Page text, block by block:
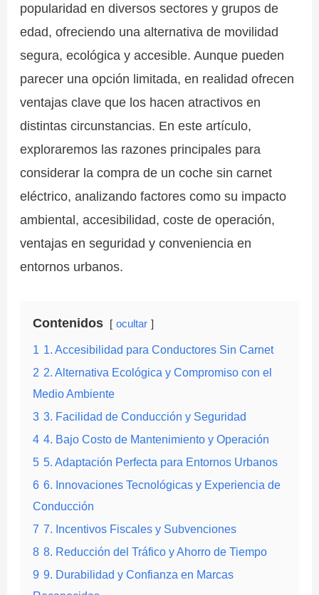
popularidad en diversos sectores y grupos de
edad, ofreciendo una alternativa de movilidad
segura, ecológica y accesible. Aunque pueden
parecer una opción limitada, en realidad ofrecen
ventajas clave que los hacen atractivos en
distintas circunstancias. En este artículo,
exploraremos las razones principales para
considerar la compra de un coche sin carnet
eléctrico, analizando factores como su impacto
ambiental, accesibilidad, coste de operación,
ventajas en seguridad y conveniencia en
entornos urbanos.
Contenidos ocultar
1 1. Accesibilidad para Conductores Sin Carnet
2 2. Alternativa Ecológica y Compromiso con el
Medio Ambiente
3 3. Facilidad de Conducción y Seguridad
4 4. Bajo Costo de Mantenimiento y Operación
5 5. Adaptación Perfecta para Entornos Urbanos
6 6. Innovaciones Tecnológicas y Experiencia de
Conducción
7 7. Incentivos Fiscales y Subvenciones
8 8. Reducción del Tráfico y Ahorro de Tiempo
9 9. Durabilidad y Confianza en Marcas